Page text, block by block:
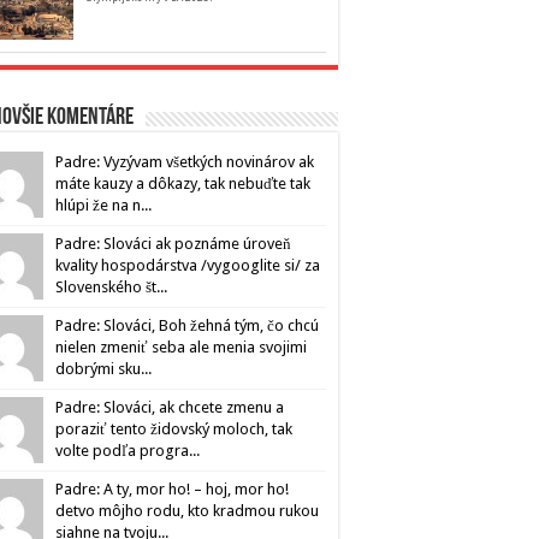
komentáre
Padre: Vyzývam všetkých novinárov ak
máte kauzy a dôkazy, tak nebuďte tak
hlúpi že na n...
Padre: Slováci ak poznáme úroveň
kvality hospodárstva /vygooglite si/ za
Slovenského št...
Padre: Slováci, Boh žehná tým, čo chcú
nielen zmeniť seba ale menia svojimi
dobrými sku...
Padre: Slováci, ak chcete zmenu a
poraziť tento židovský moloch, tak
volte podľa progra...
Padre: A ty, mor ho! – hoj, mor ho!
detvo môjho rodu, kto kradmou rukou
siahne na tvoju...